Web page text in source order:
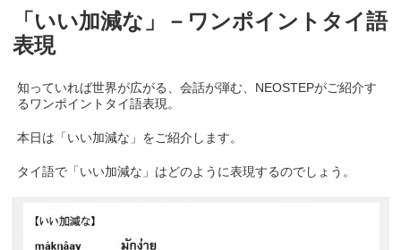
「いい加減な」－ワンポイントタイ語
表現
知っていれば世界が広がる、会話が弾む、NEOSTEPがご紹介す
るワンポイントタイ語表現。
本日は「いい加減な」をご紹介します。
タイ語で「いい加減な」はどのように表現するのでしょう。